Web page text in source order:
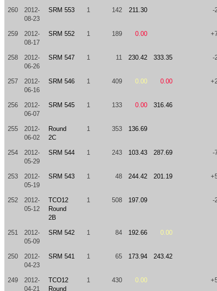
260
2012-
08-23
SRM 553 1 142 211.30 -
259
2012-
08-17
SRM 552 1 189 0.00
258
2012-
06-26
SRM 547 1 11 230.42 333.35 -
257
2012-
06-16
SRM 546 1 409 0.00 0.00
256
2012-
06-07
SRM 545 1 133 0.00 316.46
255
2012-
06-02
Round
2C
1 353 136.69
254
2012-
05-29
SRM 544 1 243 103.43 287.69 -
253
2012-
05-19
SRM 543 1 48 244.42 201.19
252
2012-
05-12
TCO12
Round
2B
1 508 197.09 -
251
2012-
05-09
SRM 542 1 84 192.66 0.00
250
2012-
04-23
SRM 541 1 65 173.94 243.42
249
2012-
04-21
TCO12
Round
1 430 0.00